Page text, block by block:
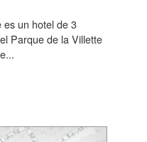
es un hotel de 3
Parque de la Villette